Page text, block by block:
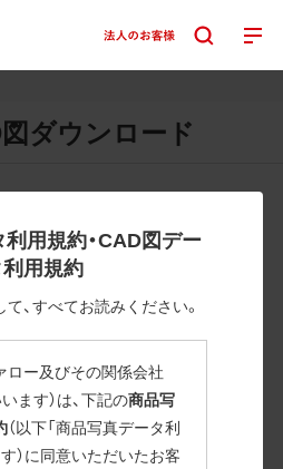
ダウンロード
用規約・CAD図デー
用規約
、すべてお読みください。
ロー及びその関係会社
います）は、下記の商品写
（以下「商品写真データ利
）に同意いただいたお客
ロードが始まります。
パスが設定されています。画像編集
像は原則として背景を透過したもの
: 低解像度(RGBカラー)」 「EPS : 高